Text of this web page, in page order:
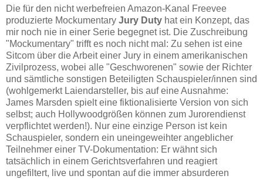
Die für den nicht werbefreien Amazon-Kanal Freevee
produzierte Mockumentary Jury Duty hat ein Konzept, das
mir noch nie in einer Serie begegnet ist. Die Zuschreibung
"Mockumentary" trifft es noch nicht mal: Zu sehen ist eine
Sitcom über die Arbeit einer Jury in einem amerikanischen
Zivilprozess, wobei alle "Geschworenen" sowie der Richter
und sämtliche sonstigen Beteiligten Schauspieler/innen sind
(wohlgemerkt Laiendarsteller, bis auf eine Ausnahme:
James Marsden spielt eine fiktionalisierte Version von sich
selbst; auch Hollywoodgrößen können zum Jurorendienst
verpflichtet werden!). Nur eine einzige Person ist kein
Schauspieler, sondern ein uneingeweihter angeblicher
Teilnehmer einer TV-Dokumentation: Er wähnt sich
tatsächlich in einem Gerichtsverfahren und reagiert
ungefiltert, live und spontan auf die immer absurderen